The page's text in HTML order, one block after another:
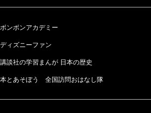
ボンボンアカデミー
ディズニーファン
講談社の学習まんが 日本の歴史
本とあそぼう 全国訪問おはなし隊